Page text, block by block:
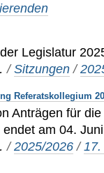
Legislatur
/Sitzungen /
Referatskollegium
Anträgen für
am 04.
/2025/2026 /